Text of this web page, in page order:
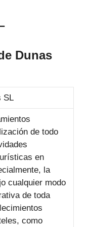
Dunas
SL
de todo
en
la
cualquier modo
de toda
como